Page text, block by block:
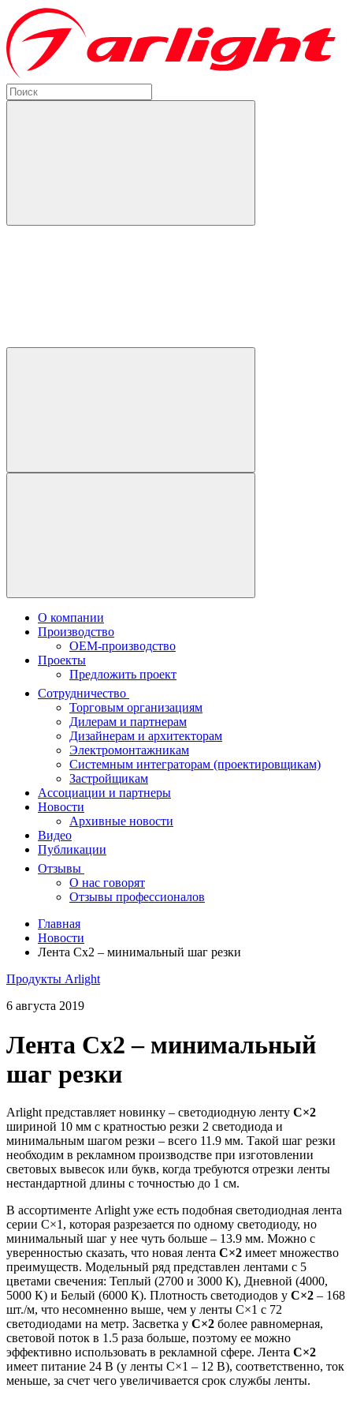
О компании
Производство
OEM-производство
Проекты
Предложить проект
Сотрудничество
Торговым организациям
Дилерам и партнерам
Дизайнерам и архитекторам
Электромонтажникам
Системным интеграторам (проектировщикам)
Застройщикам
Ассоциации и партнеры
Новости
Архивные новости
Видео
Публикации
Отзывы
О нас говорят
Отзывы профессионалов
Главная
Новости
Лента Сх2 – минимальный шаг резки
Продукты Arlight
6 августа 2019
Лента Сх2 – минимальный
шаг резки
Arlight представляет новинку – светодиодную ленту С×2
шириной 10 мм с кратностью резки 2 светодиода и
минимальным шагом резки – всего 11.9 мм. Такой шаг резки
необходим в рекламном производстве при изготовлении
световых вывесок или букв, когда требуются отрезки ленты
нестандартной длины с точностью до 1 см.
В ассортименте Arlight уже есть подобная светодиодная лента
серии C×1, которая разрезается по одному светодиоду, но
минимальный шаг у нее чуть больше – 13.9 мм. Можно с
уверенностью сказать, что новая лента С×2 имеет множество
преимуществ. Модельный ряд представлен лентами с 5
цветами свечения: Теплый (2700 и 3000 К), Дневной (4000,
5000 К) и Белый (6000 К). Плотность светодиодов у С×2 – 168
шт./м, что несомненно выше, чем у ленты С×1 с 72
светодиодами на метр. Засветка у С×2 более равномерная,
световой поток в 1.5 раза больше, поэтому ее можно
эффективно использовать в рекламной сфере. Лента С×2
имеет питание 24 В (у ленты С×1 – 12 В), соответственно, ток
меньше, за счет чего увеличивается срок службы ленты.